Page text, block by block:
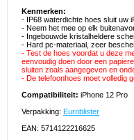
Kenmerken:
- IP68 waterdichte hoes sluit uw
- Neem het mee op elk
- Ingebouwde kristalheldere
- Hard pc-materiaal, zeer
- Test de hoes voordat u deze
eenvoudig doen door een
sluiten zoals aangegeven en
- De telefoonhoes moet volledig
Compatibiliteit: iPhone 12 Pro
Verpakking: Euroblister
EAN: 5714122216625